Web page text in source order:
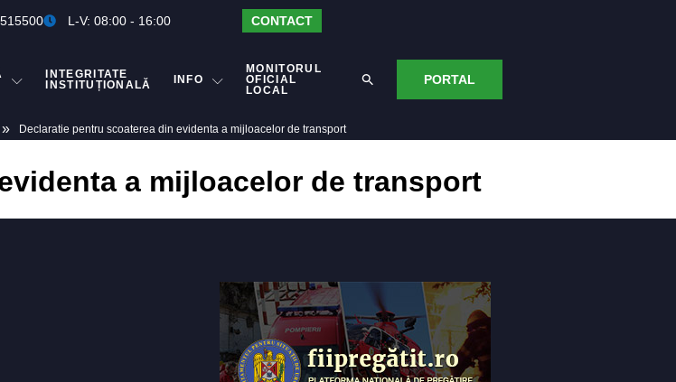
L-V: 08:00 - 16:00 CONTACT
INTEGRITATE
INSTITUȚIONALĂ
INFO
MONITORUL
OFICIAL
LOCAL
PORTAL
» Declaratie pentru scoaterea din evidenta a mijloacelor de transport
a mijloacelor de transport